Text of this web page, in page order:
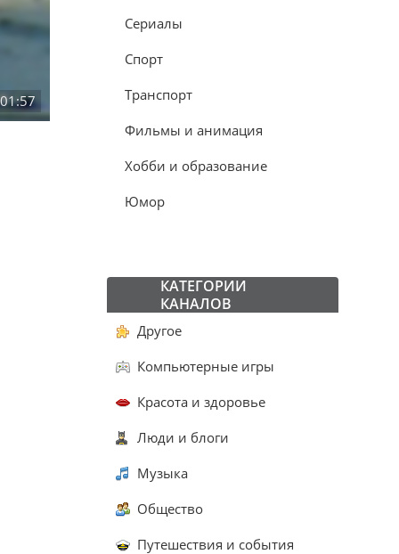
Сериалы
Спорт
Транспорт
Фильмы и анимация
Хобби и образование
Юмор
КАТЕГОРИИ
КАНАЛОВ
Другое
Компьютерные игры
Красота и здоровье
Люди и блоги
Музыка
Общество
Путешествия и события